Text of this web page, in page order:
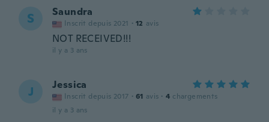
S Saundra
Inscrit depuis 2021 · 12 avis
NOT RECEIVED!!!
il y a 3 ans
J Jessica
Inscrit depuis 2017 · 61 avis · 4 chargements
il y a 3 ans